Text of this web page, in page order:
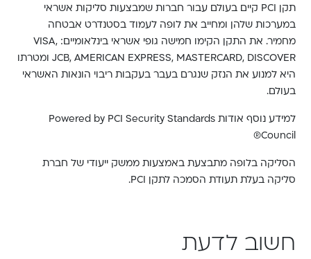
תקן PCI קיים בעולם עבור חברות שמבצעות סליקות אשראי
במערכות שלהן ומחייב את לופה לעמוד בסטנדרט אבטחה
מחמיר. את התקן הקימו חמישה גופי אשראי בינלאומיים: VISA,
JCB, AMERICAN EXPRESS, MASTERCARD, DISCOVER ומטרתו
היא למנוע את הנזק שנגרם בעבר בעקבות ריבוי הונאות האשראי
בעולם.
למידע נוסף אודות Powered by PCI Security Standards
Council®
הסליקה בלופה מתבצעת באמצעות ממשק ייעודי של חברת
סליקה בעלת תעודת הסמכה לתקן PCI.
חשוב לדעת